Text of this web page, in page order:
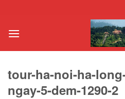
nội
tour-ha-noi-ha-
ngay-5-dem-1290-2